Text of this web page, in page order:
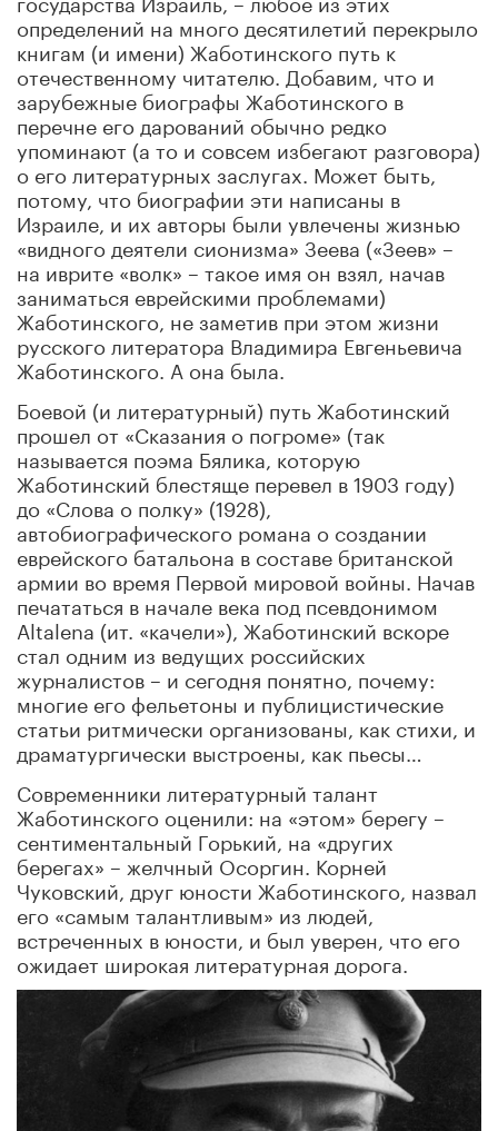
определений на много десятилетий перекрыло
книгам (и имени) Жаботинского путь к
отечественному читателю. Добавим, что и
зарубежные биографы Жаботинского в
перечне его дарований обычно редко
упоминают (а то и совсем избегают разговора)
о его литературных заслугах. Может быть,
потому, что биографии эти написаны в
Израиле, и их авторы были увлечены жизнью
«видного деятели сионизма» Зеева («Зеев» –
на иврите «волк» – такое имя он взял, начав
заниматься еврейскими проблемами)
Жаботинского, не заметив при этом жизни
русского литератора Владимира Евгеньевича
Жаботинского. А она была.
Боевой (и литературный) путь Жаботинский
прошел от «Сказания о погроме» (так
называется поэма Бялика, которую
Жаботинский блестяще перевел в 1903 году)
до «Слова о полку» (1928),
автобиографического романа о создании
еврейского батальона в составе британской
армии во время Первой мировой войны. Начав
печататься в начале века под псевдонимом
Altalena (ит. «качели»), Жаботинский вскоре
стал одним из ведущих российских
журналистов – и сегодня понятно, почему:
многие его фельетоны и публицистические
статьи ритмически организованы, как стихи, и
драматургически выстроены, как пьесы…
Современники литературный талант
Жаботинского оценили: на «этом» берегу –
сентиментальный Горький, на «других
берегах» – желчный Осоргин. Корней
Чуковский, друг юности Жаботинского, назвал
его «самым талантливым» из людей,
встреченных в юности, и был уверен, что его
ожидает широкая литературная дорога.